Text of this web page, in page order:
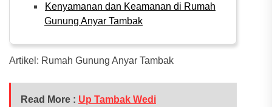
Kenyamanan dan Keamanan di Rumah
Gunung Anyar Tambak
Artikel: Rumah Gunung Anyar Tambak
Read More : Up Tambak Wedi